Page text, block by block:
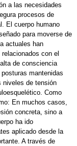
a las necesidades
procesos de
El cuerpo humano
para moverse de
actuales han
con el
de consciencia
mantenidas
niveles de tensión
Como
En muchos casos,
concreta, sino a
ha ido
aplicado desde la
A través de